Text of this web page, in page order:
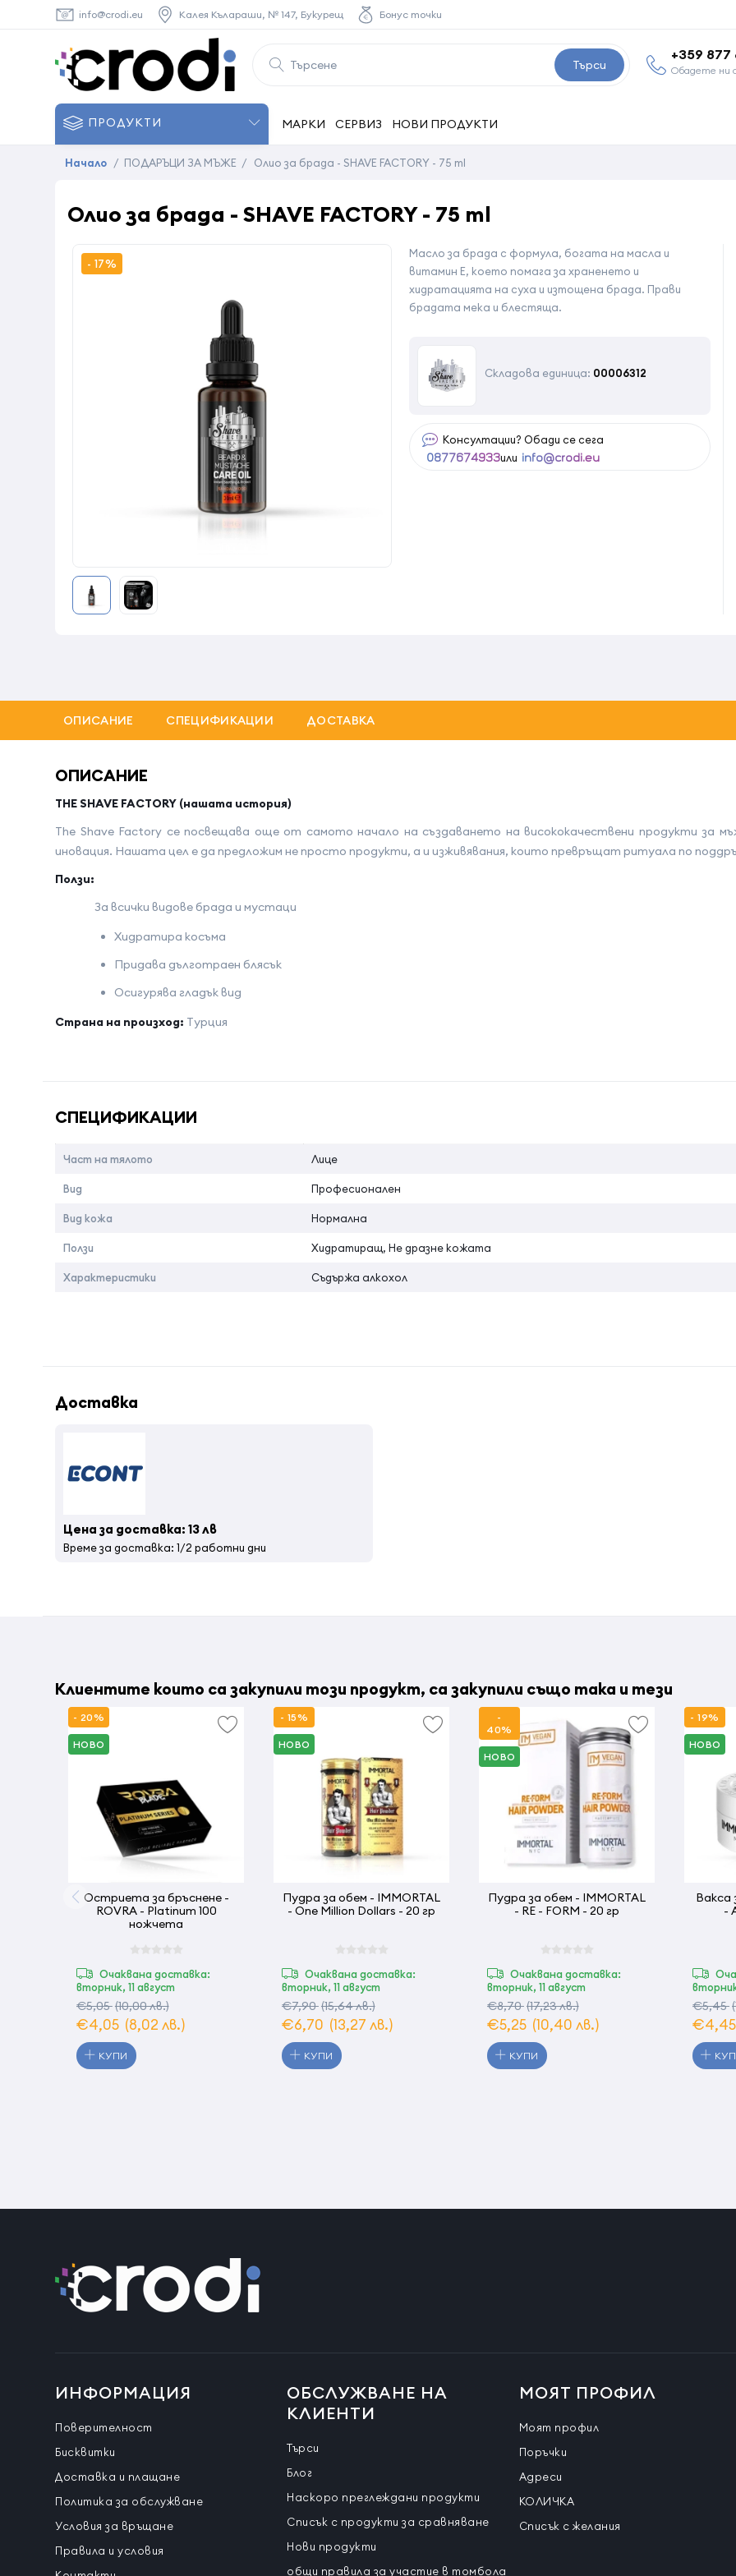
info@crodi.eu Калея Кълараши, № 147, Букурещ Бонус точки
Търси
+359 877
Обадете ни
ПРОДУКТИ МАРКИ СЕРВИЗ НОВИ ПРОДУКТИ
Начало / ПОДАРЪЦИ ЗА МЪЖЕ / Олио за брада - SHAVE FACTORY - 75 ml
Олио за брада - SHAVE FACTORY - 75 ml
- 17%
Масло за брада с формула, богата на масла и
витамин Е, което помага за храненето и
хидратацията на суха и изтощена брада. Прави
брадата мека и блестяща.
Складова единица: 00006312
Консултации? Обади се сега
0877674933или info@crodi.eu
ОПИСАНИЕ СПЕЦИФИКАЦИИ ДОСТАВКА
ОПИСАНИЕ
THE SHAVE FACTORY (нашата история)
The Shave Factory се посвещава още от самото начало на създаването на висококачествени продукти за
иновация. Нашата цел е да предложим не просто продукти, а и изживявания, които превръщат ритуала по
Ползи:
За всички видове брада и мустаци
Хидратира косъма
Придава дълготраен блясък
Осигурява гладък вид
Страна на произход: Tурция
СПЕЦИФИКАЦИИ
Част на тялото Лице
Вид Професионален
Вид кожа Нормална
Ползи Хидратиращ, Не дразнe кожата
Характеристики Съдържа алкохол
Доставка
Цена за доставка: 13 лв
Време за доставка: 1/2 работни дни
Клиентите които са закупили този продукт, са закупили също така и тези
- 20%
НОВО
Остриета за бръснене -
ROVRA - Platinum 100
ножчета
Очаквана доставка:
вторник, 11 август
€5,05(10,00 лв.)
€4,05 (8,02 лв.)
КУПИ
- 15%
НОВО
Пудра за обем - IMMORTAL
- One Million Dollars - 20 гр
Очаквана доставка:
вторник, 11 август
€7,90(15,64 лв.)
€6,70 (13,27 лв.)
КУПИ
-
40%
НОВО
Пудра за обем - IMMORTAL
- RE - FORM - 20 гр
Очаквана доставка:
вторник, 11 август
€8,70(17,23 лв.)
€5,25 (10,40 лв.)
КУПИ
- 19%
НОВО
Вакса
-
€5,45
ИНФОРМАЦИЯ
Поверителност
Бисквитки
Доставка и плащане
Политика за обслужване
Условия за връщане
Правила и условия
ОБСЛУЖВАНЕ НА
КЛИЕНТИ
Търси
Блог
Наскоро преглеждани продукти
Списък с продукти за сравняване
Нови продукти
общи правила за участие в томбола
МОЯТ ПРОФИЛ
Моят профил
Поръчки
Адреси
КОЛИЧКА
Списък с желания